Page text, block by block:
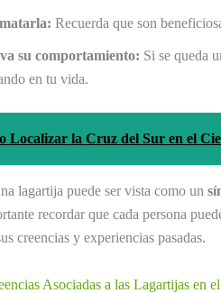
Recuerda que son
su comportamiento: Si se queda
en tu vida.
Localizar la Cruz del Sur en el
lagartija puede ser vista como un
recordar que cada persona
creencias y experiencias pasadas.
Asociadas a las Lagartijas en